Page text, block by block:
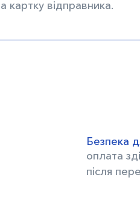
відправника.
Безпека
оплата
після